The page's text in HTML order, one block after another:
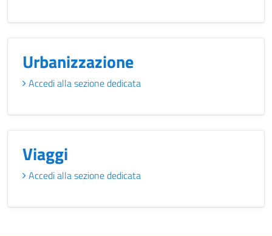
Urbanizzazione
Accedi alla sezione dedicata
Viaggi
Accedi alla sezione dedicata